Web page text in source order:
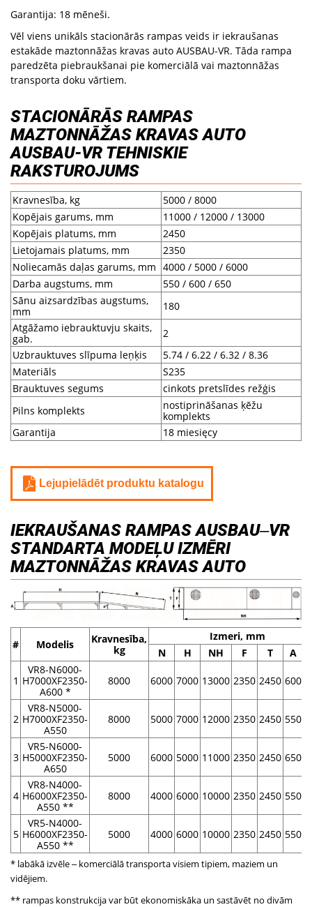
Garantija: 18 mēneši.
Vēl viens unikāls stacionārās rampas veids ir iekraušanas
estakāde maztonnāžas kravas auto AUSBAU-VR. Tāda rampa
paredzēta piebraukšanai pie komerciālā vai maztonnāžas
transporta doku vārtiem.
STACIONĀRĀS RAMPAS
MAZTONNĀŽAS KRAVAS AUTO
AUSBAU-VR TEHNISKIE
RAKSTUROJUMS
Kravnesība, kg
5000 / 8000
Kopējais garums, mm
11000 / 12000 / 13000
Kopējais platums, mm
2450
Lietojamais platums, mm
2350
Noliecamās daļas garums, mm 4000 / 5000 / 6000
Darba augstums, mm
550 / 600 / 650
Sānu aizsardzības augstums,
mm
180
Atgāžamo iebrauktuvju skaits,
gab.
2
Uzbrauktuves slīpuma leņķis
5.74 / 6.22 / 6.32 / 8.36
Materiāls
S235
Brauktuves segums
cinkots pretslīdes režģis
Pilns komplekts
nostiprināšanas ķēžu
komplekts
Garantija
18 miesięcy
Lejupielādēt produktu katalogu
IEKRAUŠANAS RAMPAS AUSBAU‒VR
STANDARTA MODEĻU IZMĒRI
MAZTONNĀŽAS KRAVAS AUTO
# Modelis
Kravnesība,
kg
Izmeri, mm
N
H NH F T A
1
VR8-N6000-
H7000XF2350-
A600 *
8000 6000 7000 13000 2350 2450 600
2
VR8-N5000-
H7000XF2350-
A550
8000 5000 7000 12000 2350 2450 550
3
VR5-N6000-
H5000XF2350-
A650
5000 6000 5000 11000 2350 2450 650
4
VR8-N4000-
H6000XF2350-
A550 **
8000 4000 6000 10000 2350 2450 550
5
VR5-N4000-
H6000XF2350-
A550 **
5000 4000 6000 10000 2350 2450 550
* labākā izvēle ‒ komerciālā transporta visiem tipiem, maziem un
vidējiem.
** rampas konstrukcija var būt ekonomiskāka un sastāvēt no divām